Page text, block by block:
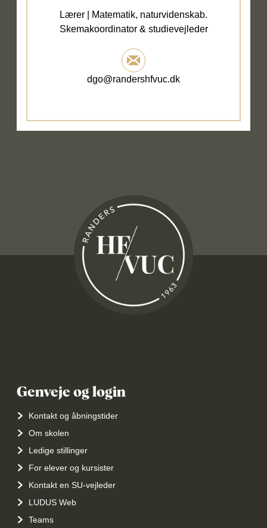
Lærer | Matematik, naturvidenskab.
Skemakoordinator & studievejleder
dgo@randershfvuc.dk
Genveje og login
Kontakt og åbningstider
Om skolen
Ledige stillinger
For elever og kursister
Kontakt en SU-vejleder
LUDUS Web
Teams